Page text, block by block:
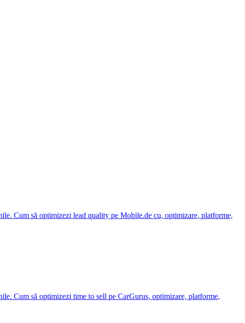
Cum să optimizezi lead quality pe Mobile.de cu, optimizare, platforme,
Cum să optimizezi time to sell pe CarGurus, optimizare, platforme,